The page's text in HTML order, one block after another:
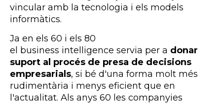
vincular amb la tecnologia i els models
informàtics.
Ja en els 60 i els 80
el business intelligence servia per a donar
suport al procés de presa de decisions
empresarials, si bé d'una forma molt més
rudimentària i menys eficient que en
l'actualitat. Als anys 60 les companyies